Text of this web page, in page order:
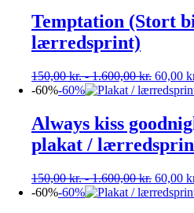
Temptation (Stort
lærredsprint)
150,00kr.-1.600,00kr. 60,00
-60%-60%
Always kiss
plakat /
150,00kr.-1.600,00kr. 60,00
-60%-60%